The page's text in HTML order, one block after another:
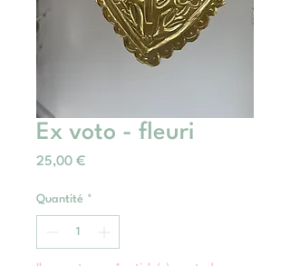
Ex voto - fleuri
25,00 €Prix
Quantité *